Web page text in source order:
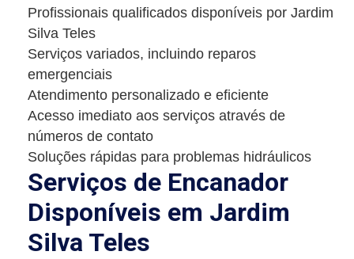
Profissionais qualificados disponíveis por Jardim
Silva Teles
Serviços variados, incluindo reparos
emergenciais
Atendimento personalizado e eficiente
Acesso imediato aos serviços através de
números de contato
Soluções rápidas para problemas hidráulicos
Serviços de Encanador
Disponíveis em Jardim
Silva Teles